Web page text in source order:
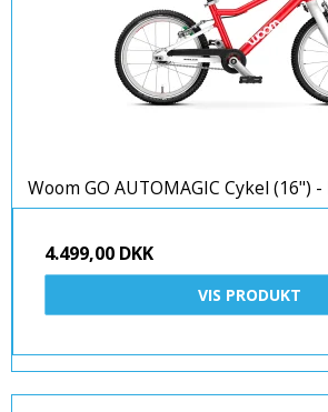
Woom GO AUTOMAGIC Cykel (16") -
4.499,00 DKK
VIS PRODUKT